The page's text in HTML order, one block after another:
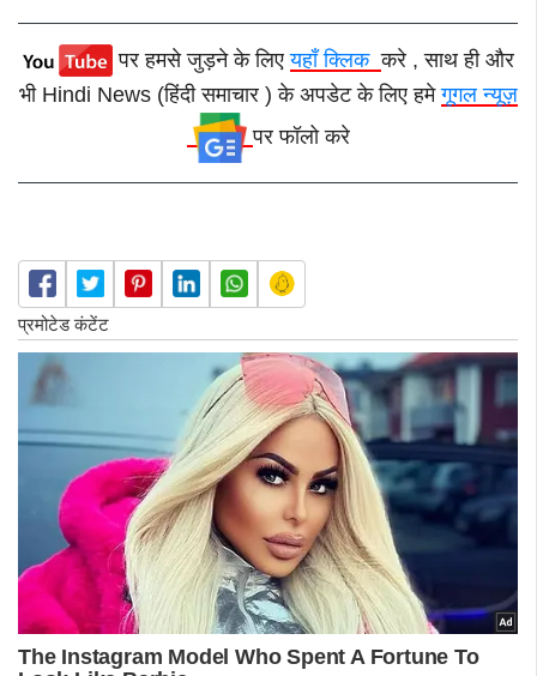
पर हमसे जुड़ने के लिएयहाँ क्लिककरे , साथ ही और
भी Hindi News (हिंदी समाचार ) के अपडेट के लिए हमेगूगल न्यूज़
पर फॉलो करे